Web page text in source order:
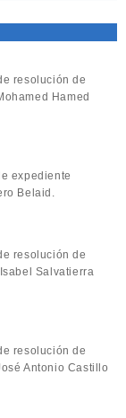
resolución de
Hamed
expediente
Belaid.
resolución de
Salvatierra
resolución de
Antonio Castillo